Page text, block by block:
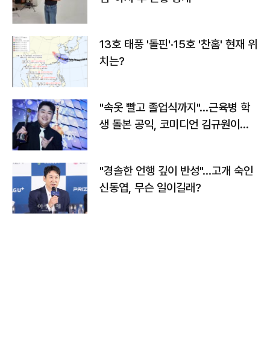
13호 태풍 '돌핀'·15호 '찬홈' 현재 위
치는?
"속옷 빨고 졸업식까지"…근육병 학
생 돌본 공익, 코미디언 김규원이었
"경솔한 언행 깊이 반성"…고개 숙인
신동엽, 무슨 일이길래?